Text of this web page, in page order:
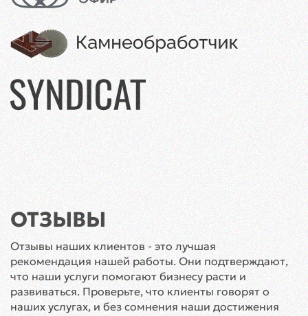
ОТЗЫВЫ
Отзывы наших клиентов - это лучшая
рекомендация нашей работы. Они подтверждают,
что наши услуги помогают бизнесу расти и
развиваться. Проверьте, что клиенты говорят о
наших услугах, и без сомнения наши достижения